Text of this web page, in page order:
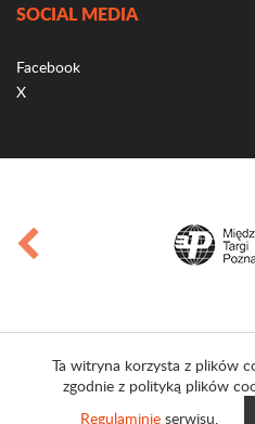
SOCIAL MEDIA
Facebook
X
Ta witryna korzysta z plików
zgodnie z polityką plików
Regulaminie serwisu.